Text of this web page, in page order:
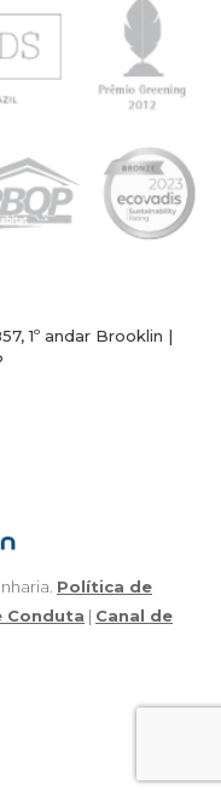
1º andar Brooklin |
Política de
Conduta | Canal de